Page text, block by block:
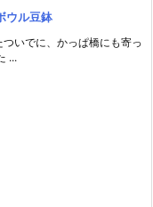
ウル豆鉢
いでに、かっぱ橋にも寄っ
...